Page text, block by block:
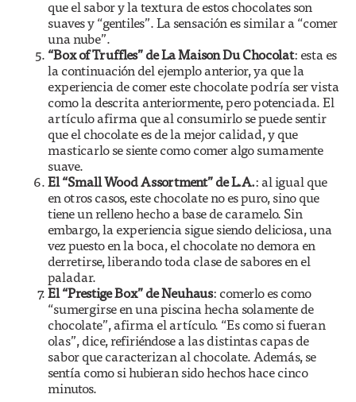
que el sabor y la textura de estos chocolates son
suaves y “gentiles”. La sensación es similar a “comer
una nube”.
“Box of Truffles” de La Maison Du Chocolat: esta es
la continuación del ejemplo anterior, ya que la
experiencia de comer este chocolate podría ser vista
como la descrita anteriormente, pero potenciada. El
artículo afirma que al consumirlo se puede sentir
que el chocolate es de la mejor calidad, y que
masticarlo se siente como comer algo sumamente
suave.
El “Small Wood Assortment” de L.A.: al igual que
en otros casos, este chocolate no es puro, sino que
tiene un relleno hecho a base de caramelo. Sin
embargo, la experiencia sigue siendo deliciosa, una
vez puesto en la boca, el chocolate no demora en
derretirse, liberando toda clase de sabores en el
paladar.
El “Prestige Box” de Neuhaus: comerlo es como
“sumergirse en una piscina hecha solamente de
chocolate”, afirma el artículo. “Es como si fueran
olas”, dice, refiriéndose a las distintas capas de
sabor que caracterizan al chocolate. Además, se
sentía como si hubieran sido hechos hace cinco
minutos.